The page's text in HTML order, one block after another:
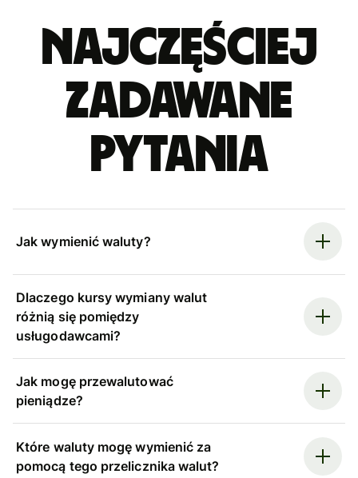
Najczęściej
zadawane
pytania
Jak wymienić waluty?
Dlaczego kursy wymiany walut
różnią się pomiędzy
usługodawcami?
Jak mogę przewalutować
pieniądze?
Które waluty mogę wymienić za
pomocą tego przelicznika walut?